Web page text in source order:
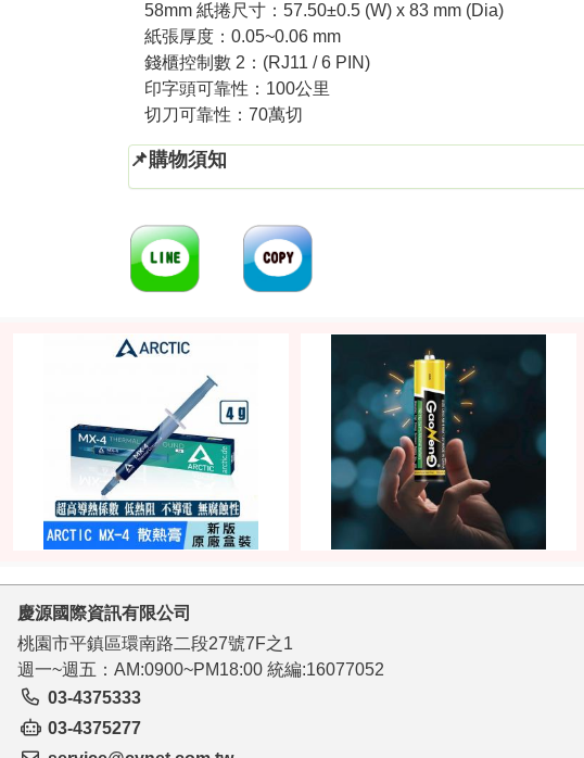
58mm 紙捲尺寸：57.50±0.5 (W) x 83 mm (Dia)
紙張厚度：0.05~0.06 mm
錢櫃控制數 2：(RJ11 / 6 PIN)
印字頭可靠性：100公里
切刀可靠性：70萬切
📌購物須知
慶源國際資訊有限公司
桃園市平鎮區環南路二段27號7F之1
週一~週五：AM:0900~PM18:00 統編:16077052
03-4375333
03-4375277